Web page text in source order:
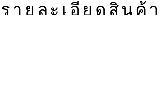
รายละเอียดสินค้า